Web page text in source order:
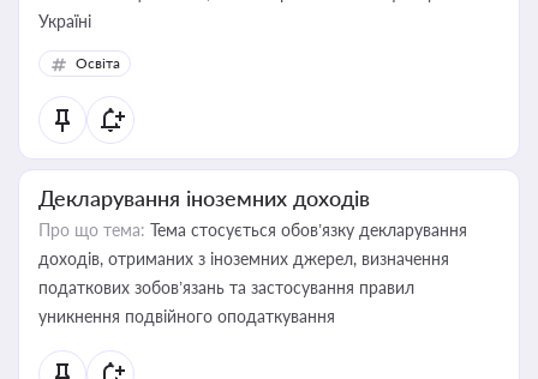
Україні
Освіта
Декларування іноземних доходів
Про що тема: Тема стосується обов’язку декларування
доходів, отриманих з іноземних джерел, визначення
податкових зобов’язань та застосування правил
уникнення подвійного оподаткування